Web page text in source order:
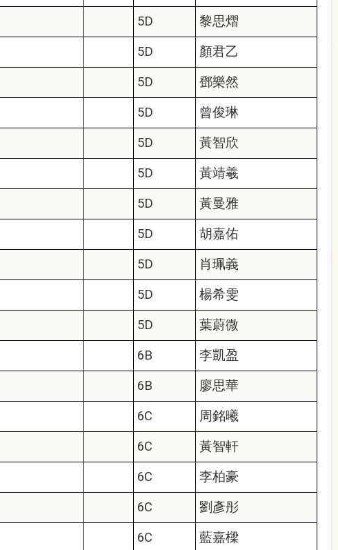
5D
黎思熠
5D
顏君乙
5D
鄧樂然
5D
曾俊琳
5D
黃智欣
5D
黃靖羲
5D
黃曼雅
5D
胡嘉佑
5D
肖珮義
5D
楊希雯
5D
葉蔚微
6B
李凱盈
6B
廖思華
6C
周銘曦
6C
黃智軒
6C
李柏豪
6C
劉彥彤
6C
藍嘉樑